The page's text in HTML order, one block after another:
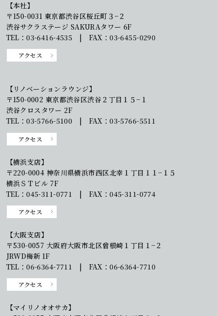
【本社】
〒150-0031 東京都渋谷区桜丘町３−２
渋谷サクラステージ SAKURAタワー 6F
TEL：03-6416-4535 | FAX：03-6455-0290
アクセス
【リノベーションラウンジ】
〒150-0002 東京都渋谷区渋谷２丁目１５−１
渋谷クロスタワー 2F
TEL：03-5766-5100 | FAX：03-5766-5511
アクセス
【横浜支店】
〒220-0004 神奈川県横浜市西区北幸１丁目１１−１５
横浜ＳＴビル 7F
TEL：045-311-0771 | FAX：045-311-0774
アクセス
【大阪支店】
〒530-0057 大阪府大阪市北区曾根崎１丁目１−２
JRWD梅新 1F
TEL：06-6364-7711 | FAX：06-6364-7710
アクセス
【マイリノオオサカ】